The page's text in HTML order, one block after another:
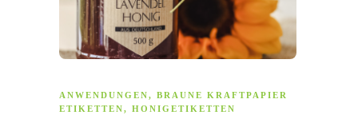
ANWENDUNGEN, BRAUNE KRAFTPAPIER
ETIKETTEN, HONIGETIKETTEN